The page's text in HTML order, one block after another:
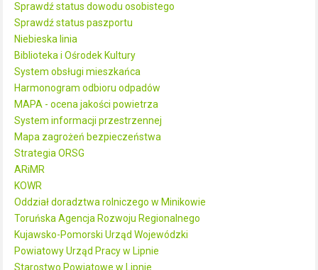
Sprawdź status dowodu osobistego
Sprawdź status paszportu
Niebieska linia
Biblioteka i Ośrodek Kultury
System obsługi mieszkańca
Harmonogram odbioru odpadów
MAPA - ocena jakości powietrza
System informacji przestrzennej
Mapa zagrożeń bezpieczeństwa
Strategia ORSG
ARiMR
KOWR
Oddział doradztwa rolniczego w Minikowie
Toruńska Agencja Rozwoju Regionalnego
Kujawsko-Pomorski Urząd Wojewódzki
Powiatowy Urząd Pracy w Lipnie
Starostwo Powiatowe w Lipnie